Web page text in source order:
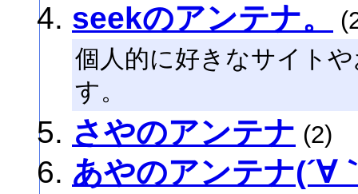
seekのアンテナ。
個人的に好きなサイト
す。
さやのアンテナ (2)
あやのアンテナ(´∀